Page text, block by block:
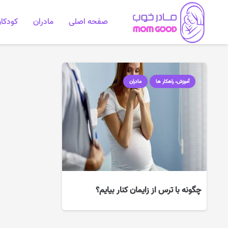
صفحه اصلی مادران
آموزش، راهکار ها مادران
چگونه با ترس از زایمان کنار بیایم؟